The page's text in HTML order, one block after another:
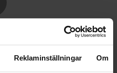
Reklaminställningar Om
VISA MER NÖJE